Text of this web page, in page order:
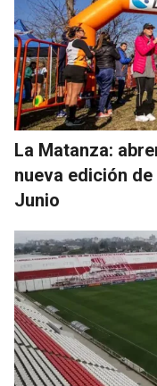
La Matanza:
nueva edición
Junio